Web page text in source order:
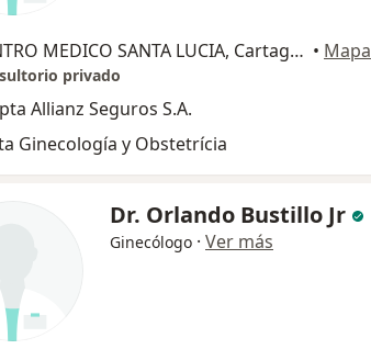
CENTRO MEDICO SANTA LUCIA, Cartagena • Mapa
privado
Allianz Seguros S.A.
Ginecología y Obstetrícia
Dr. Orlando Bustillo Jr
Ginecólogo · Ver más